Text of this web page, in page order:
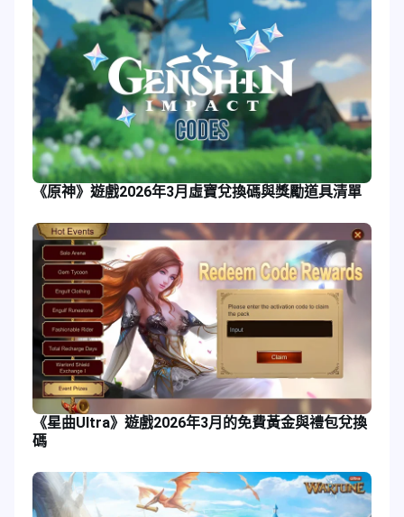
《原神》遊戲2026年3月虛寶兌換碼與獎勵道具清單
《星曲Ultra》遊戲2026年3月的免費黃金與禮包兌換
碼